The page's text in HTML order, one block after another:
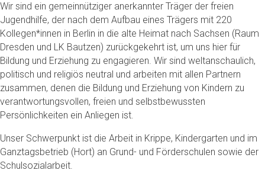
Wir sind ein gemeinnütziger anerkannter Träger der freien
Jugendhilfe, der nach dem Aufbau eines Trägers mit 220
Kollegen*innen in Berlin in die alte Heimat nach Sachsen (Raum
Dresden und LK Bautzen) zurückgekehrt ist, um uns hier für
Bildung und Erziehung zu engagieren. Wir sind weltanschaulich,
politisch und religiös neutral und arbeiten mit allen Partnern
zusammen, denen die Bildung und Erziehung von Kindern zu
verantwortungsvollen, freien und selbstbewussten
Persönlichkeiten ein Anliegen ist.
Unser Schwerpunkt ist die Arbeit in Krippe, Kindergarten und im
Ganztagsbetrieb (Hort) an Grund- und Förderschulen sowie der
Schulsozialarbeit.